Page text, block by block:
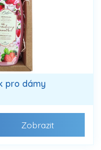
pro dámy
Zobrazit